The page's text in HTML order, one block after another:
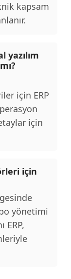
kapsam
yazılım
için ERP
için
için
yönetimi
ERP,